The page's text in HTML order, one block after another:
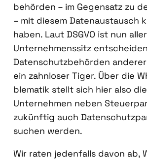
be­hör­den – im Gegen­satz zu
– mit die­sem Daten­aus­tausch
haben. Laut DSGVO ist nun
Unter­neh­mens­sitz
Daten­schutz­be­hör­den
ein zahn­lo­ser Tiger. Über die
ble­ma­tik stellt sich hier also
Unter­neh­men neben
zukünf­tig auch
suchen wer­den.
Wir raten jeden­falls davon ab,